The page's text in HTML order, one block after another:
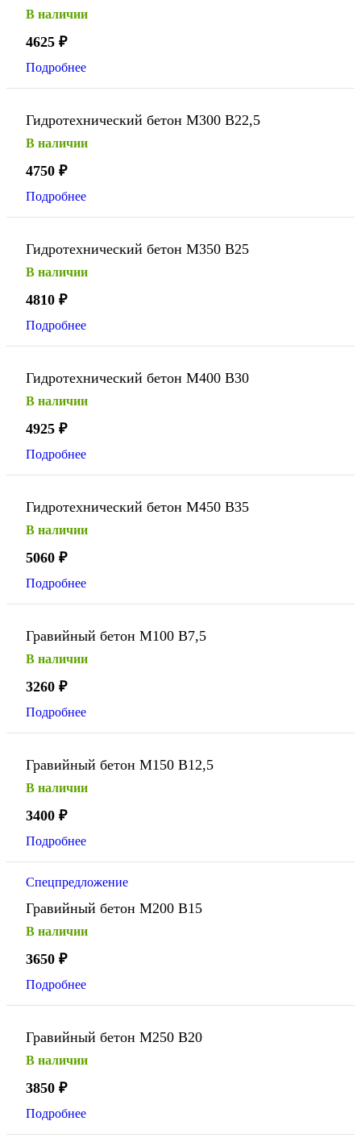
В наличии
4625 ₽
Подробнее
Гидротехнический бетон М300 В22,5
В наличии
4750 ₽
Подробнее
Гидротехнический бетон М350 В25
В наличии
4810 ₽
Подробнее
Гидротехнический бетон М400 В30
В наличии
4925 ₽
Подробнее
Гидротехнический бетон М450 В35
В наличии
5060 ₽
Подробнее
Гравийный бетон М100 В7,5
В наличии
3260 ₽
Подробнее
Гравийный бетон М150 В12,5
В наличии
3400 ₽
Подробнее
Спецпредложение
Гравийный бетон М200 В15
В наличии
3650 ₽
Подробнее
Гравийный бетон М250 В20
В наличии
3850 ₽
Подробнее